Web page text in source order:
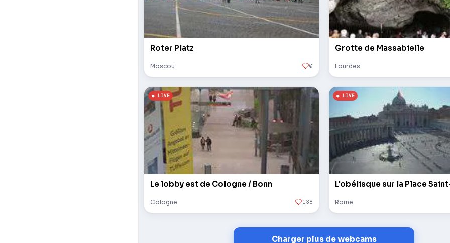
Roter Platz
Moscou 0
Grotte de Massabielle
Lourdes
Le lobby est de Cologne / Bonn
Cologne 138 Rome
Charger plus de webcams